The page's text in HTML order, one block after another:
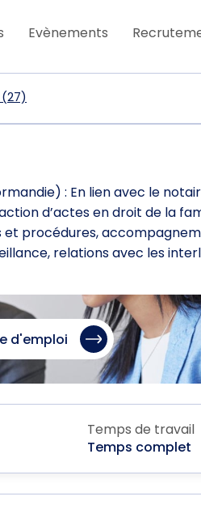
Evènements
: En lien avec le
d’actes en droit de la
et procédures,
relations avec les
d'emploi
Temps de travail
Temps complet